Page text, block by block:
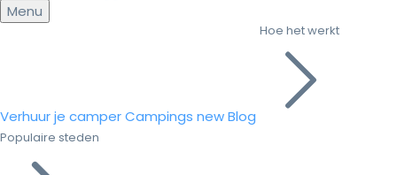
Menu
Verhuur je camperCampings newBlog
Hoe het werkt
Populaire steden